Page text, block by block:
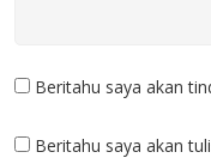
Beritahu saya akan
Beritahu saya akan